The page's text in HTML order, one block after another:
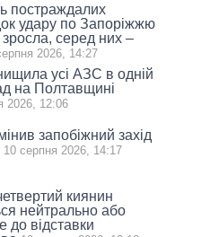
постраждалих
удару по Запоріжжю
зросла, серед них –
2026, 14:27
усі АЗС в одній
на Полтавщині
2026, 12:06
запобіжний захід
10 серпня 2026, 14:17
киянин
нейтрально або
до відставки